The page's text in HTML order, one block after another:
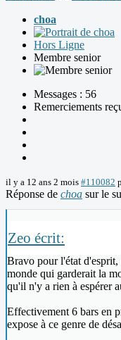
choa
Hors Ligne
Membre senior
Messages : 56
Remerciements
il y a 12 ans 2 mois #110082
Réponse de choa sur le
Zeo écrit:
Bravo pour l'état d'esprit,
monde qui garderait la
qu'il n'y a rien à espérer
Effectivement 6 bars en
expose à ce genre de